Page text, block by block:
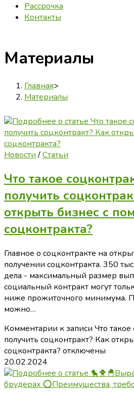
Рассрочка
Контакты
Материалы
Главная>
Материалы
Новости/Статьи
Что такое
получить
открыть бизнес с
соцконтракта?
Главное о соцконтракте на
получении соцконтракта. 350
дела - максимальный размер
социальный контракт могут
ниже прожиточного минимума.
можно…
Комментарии к записи Что
получить соцконтракт? Как
соцконтракта? отключены
20.02.2024